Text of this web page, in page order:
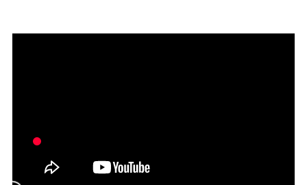
英文檢定
多益秒學堂
師資團隊
學習分享